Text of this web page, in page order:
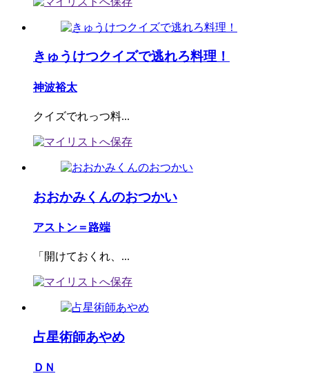
きゅうけつクイズで逃れろ料理！
神波裕太
クイズでれっつ料...
おおかみくんのおつかい
アストン＝路端
「開けておくれ、...
占星術師あやめ
ＤＮ